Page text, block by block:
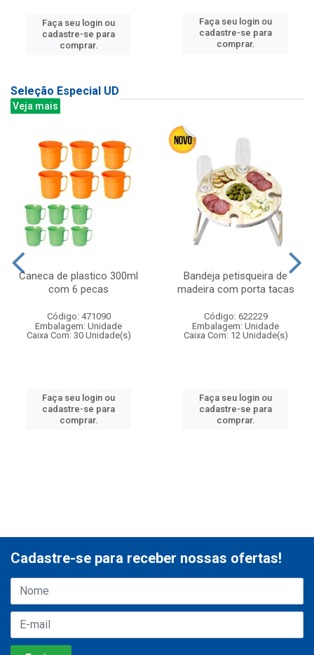
Faça seu login ou
cadastre-se para
comprar.
Faça seu login ou
cadastre-se para
comprar.
Seleção Especial UD
Veja mais
Caneca de plastico 300ml
com 6 pecas
Código: 471090
Embalagem: Unidade
Caixa Com: 30 Unidade(s)
Faça seu login ou
cadastre-se para
comprar.
Bandeja petisqueira de
madeira com porta tacas
Código: 622229
Embalagem: Unidade
Caixa Com: 12 Unidade(s)
Faça seu login ou
cadastre-se para
comprar.
Cadastre-se para receber nossas ofertas!